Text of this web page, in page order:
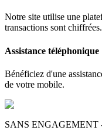
Notre site utilise une
transactions sont chiffrées.
Assistance téléphonique
Bénéficiez d'une
de votre mobile.
SANS ENGAGEMENT